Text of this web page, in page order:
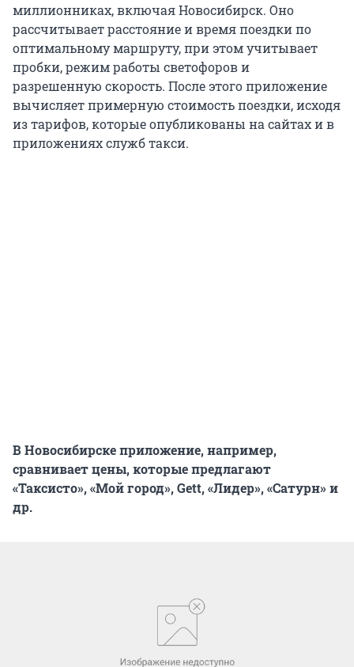
миллионниках, включая Новосибирск. Оно
рассчитывает расстояние и время поездки по
оптимальному маршруту, при этом учитывает
пробки, режим работы светофоров и
разрешенную скорость. После этого приложение
вычисляет примерную стоимость поездки, исходя
из тарифов, которые опубликованы на сайтах и в
приложениях служб такси.
В Новосибирске приложение, например,
сравнивает цены, которые предлагают
«Таксисто», «Мой город», Gett, «Лидер», «Сатурн» и
др.